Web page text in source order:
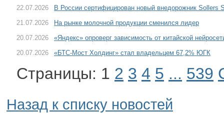
22.07.2026
В России сертифицирован новый внедорожник Sollers
21.07.2026
На рынке молочной продукции сменился лидер
20.07.2026
«Яндекс» опроверг зависимость от китайской
20.07.2026
«БТС-Мост Холдинг» стал владельцем 67,2% ЮГК
Страницы: 1 2 3 4 5 ... 539
Назад к списку новостей